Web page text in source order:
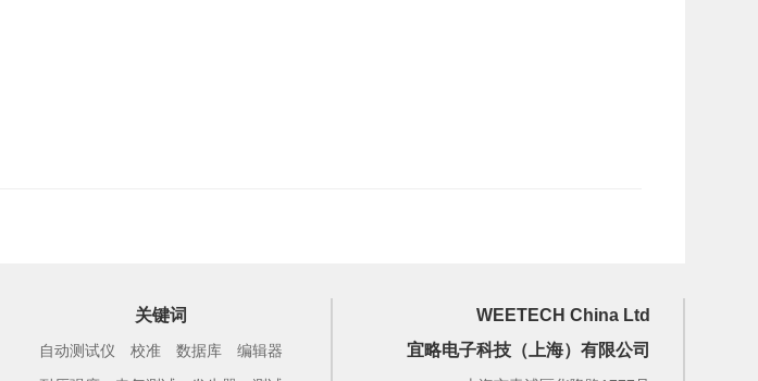
关键词
自动测试仪 校准 数据库
编辑器
WEETECH China Ltd
宜略电子科技（上海）有限公司